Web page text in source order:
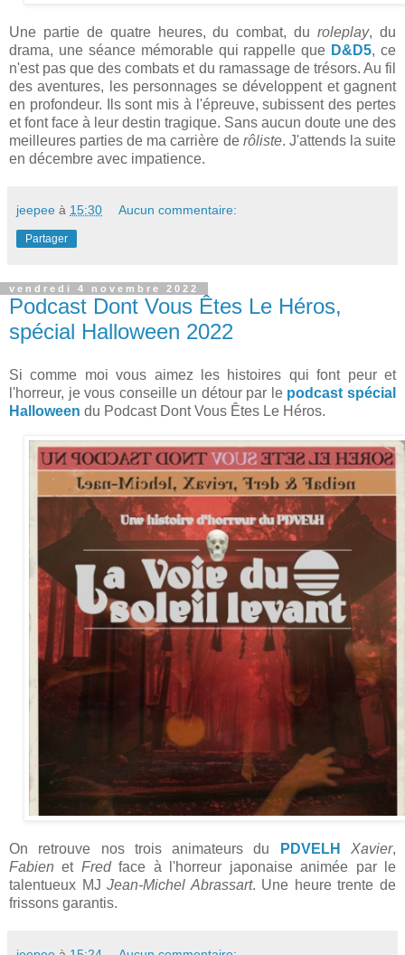
Une partie de quatre heures, du combat, duroleplay, du
drama, une séance mémorable qui rappelle que D&D5, ce
n'est pas que des combats et du ramassage de trésors. Au fil
des aventures, les personnages se développent et gagnent
en profondeur. Ils sont mis à l'épreuve, subissent des pertes
et font face à leur destin tragique. Sans aucun doute une des
meilleures parties de ma carrière de rôliste. J'attends la suite
en décembre avec impatience.
jeepee à 15:30 Aucun commentaire:
Partager
vendredi 4 novembre 2022
Podcast Dont Vous Êtes Le Héros,
spécial Halloween 2022
Si comme moi vous aimez les histoires qui font peur et
l'horreur, je vous conseille un détour par le podcast spécial
Halloween du Podcast Dont Vous Êtes Le Héros.
On retrouve nos trois animateurs du PDVELH Xavier,
Fabienet Fredface à l'horreur japonaise animée par le
talentueux MJJean-Michel Abrassart. Une heure trente de
frissons garantis.